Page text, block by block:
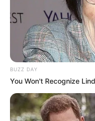
BUZZ DAY
You Won't Recognize